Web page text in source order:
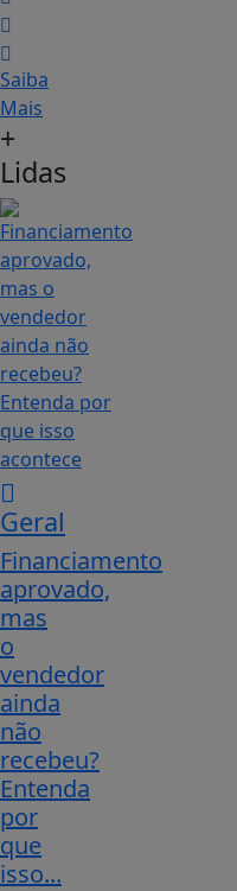
Saiba
Mais
+
Lidas
Geral
Financiamento
aprovado,
mas
o
vendedor
ainda
não
recebeu?
Entenda
por
que
isso...